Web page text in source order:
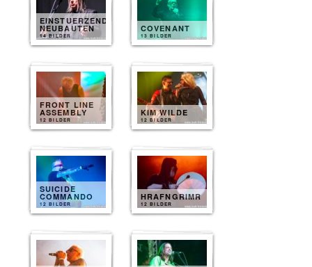
EINSTUERZENDE
NEUBAUTEN
14 BILDER
COVENANT
13 BILDER
FRONT LINE
ASSEMBLY
12 BILDER
KIM WILDE
12 BILDER
SUICIDE
COMMANDO
12 BILDER
HRAFNGRIMR
12 BILDER